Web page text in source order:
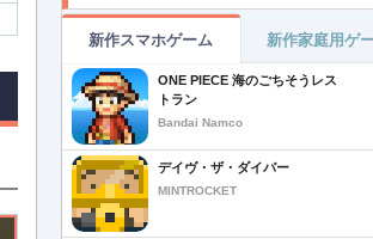
新作スマホゲーム 新作家庭用ゲ
ONE PIECE 海のごちそうレス
トラン
Bandai Namco
デイヴ・ザ・ダイバー
MINTROCKET